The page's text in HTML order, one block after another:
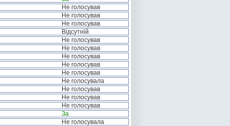
Не голосував
Не голосував
Не голосував
Відсутній
Не голосував
Не голосував
Не голосував
Не голосував
Не голосував
Не голосувала
Не голосував
Не голосував
Не голосував
За
Не голосувала